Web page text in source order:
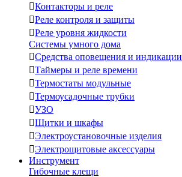
Контакторы и реле
Реле контроля и защиты
Реле уровня жидкости
Системы умного дома
Средства оповещения и индикации
Таймеры и реле времени
Термостаты модульные
Термоусадочные трубки
УЗО
Щитки и шкафы
Электроустановочные изделия
Электрощитовые аксессуары
Инструмент
Гибочные клещи